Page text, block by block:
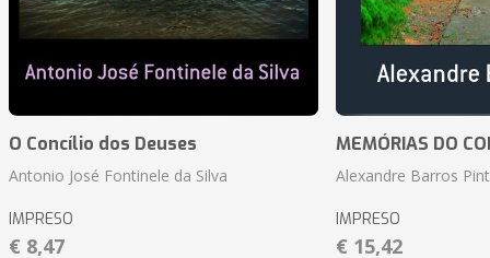
O Concílio dos Deuses
Antonio José Fontinele da Silva
IMPRESO
€ 8,47
MEMÓRIAS DO
Alexandre Barros
IMPRESO
€ 15,42